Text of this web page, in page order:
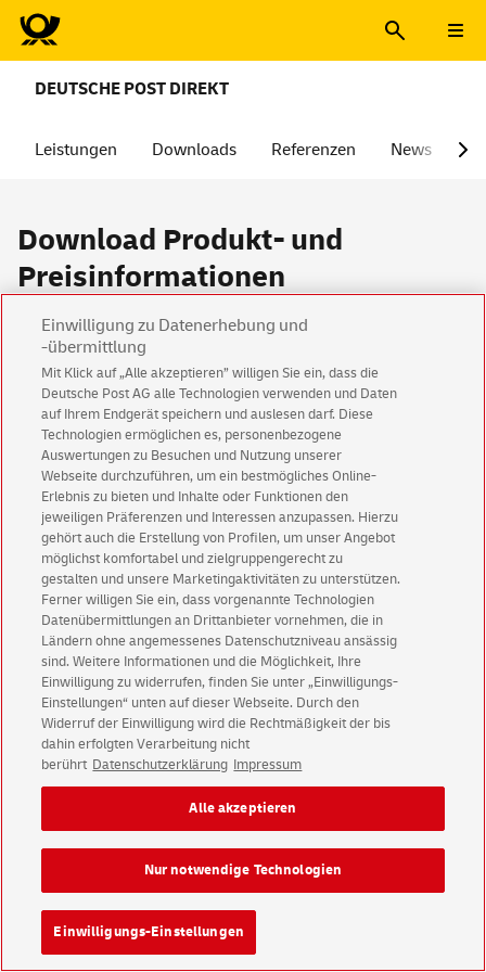
DEUTSCHE POST DIREKT
Leistungen Downloads Referenzen News
Download Produkt- und
Preisinformationen
ADDRESSFACTORY WEB
Produktblatt ADDRESSFACTORY WEB
Zusatzinformation Verstorbenen-Informationen
Preisliste
Deutsche Post Direkt Impressum
Deutsche Post Direkt Datenschutz
English Version
Impressum Rechtliche Hinweise
Datenschutz
Barrierefreiheit
Einwilligungs-Einstellungen
Presse Investoren
Einwilligung zu Datenerhebung und
-übermittlung
Mit Klick auf „Alle akzeptieren” willigen Sie ein, dass die
Deutsche Post AG alle Technologien verwenden und Daten
auf Ihrem Endgerät speichern und auslesen darf. Diese
Technologien ermöglichen es, personenbezogene
Auswertungen zu Besuchen und Nutzung unserer
Webseite durchzuführen, um ein bestmögliches Online-
Erlebnis zu bieten und Inhalte oder Funktionen den
jeweiligen Präferenzen und Interessen anzupassen. Hierzu
gehört auch die Erstellung von Profilen, um unser Angebot
möglichst komfortabel und zielgruppengerecht zu
gestalten und unsere Marketingaktivitäten zu unterstützen.
Ferner willigen Sie ein, dass vorgenannte Technologien
Datenübermittlungen an Drittanbieter vornehmen, die in
Ländern ohne angemessenes Datenschutzniveau ansässig
sind. Weitere Informationen und die Möglichkeit, Ihre
Einwilligung zu widerrufen, finden Sie unter „Einwilligungs-
Einstellungen“ unten auf dieser Webseite. Durch den
Widerruf der Einwilligung wird die Rechtmäßigkeit der bis
dahin erfolgten Verarbeitung nicht
berührt Datenschutzerklärung Impressum
Einwilligungs-Einstellungen
Nur notwendige Technologien
Alle akzeptieren